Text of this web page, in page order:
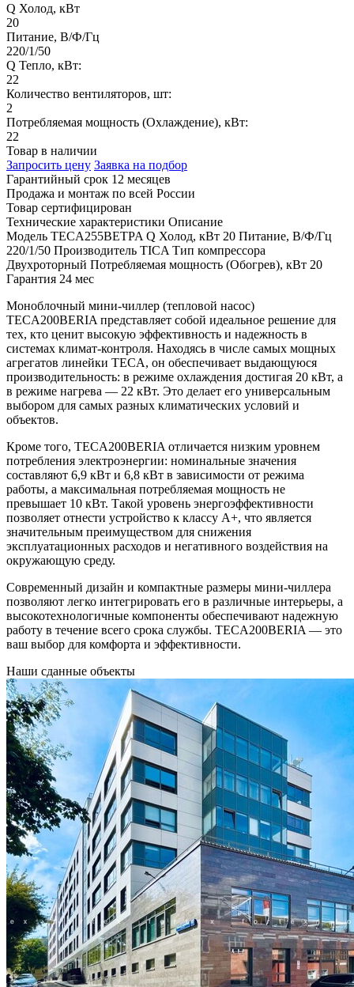
Q Холод, кВт
20
Питание, В/Ф/Гц
220/1/50
Q Тепло, кВт:
22
Количество вентиляторов, шт:
2
Потребляемая мощность (Охлаждение), кВт:
22
Товар в наличии
Запросить цену Заявка на подбор
Гарантийный срок 12 месяцев
Продажа и монтаж по всей России
Товар сертифицирован
Технические характеристики Описание
Модель TECA255BETPA Q Холод, кВт 20 Питание, В/Ф/Гц
220/1/50 Производитель TICA Тип компрессора
Двухроторный Потребляемая мощность (Обогрев), кВт 20
Гарантия 24 мес
Моноблочный мини-чиллер (тепловой насос)
TECA200BERIA представляет собой идеальное решение для
тех, кто ценит высокую эффективность и надежность в
системах климат-контроля. Находясь в числе самых мощных
агрегатов линейки TECA, он обеспечивает выдающуюся
производительность: в режиме охлаждения достигая 20 кВт, а
в режиме нагрева — 22 кВт. Это делает его универсальным
выбором для самых разных климатических условий и
объектов.
Кроме того, TECA200BERIA отличается низким уровнем
потребления электроэнергии: номинальные значения
составляют 6,9 кВт и 6,8 кВт в зависимости от режима
работы, а максимальная потребляемая мощность не
превышает 10 кВт. Такой уровень энергоэффективности
позволяет отнести устройство к классу A+, что является
значительным преимуществом для снижения
эксплуатационных расходов и негативного воздействия на
окружающую среду.
Современный дизайн и компактные размеры мини-чиллера
позволяют легко интегрировать его в различные интерьеры, а
высокотехнологичные компоненты обеспечивают надежную
работу в течение всего срока службы. TECA200BERIA — это
ваш выбор для комфорта и эффективности.
Наши сданные объекты